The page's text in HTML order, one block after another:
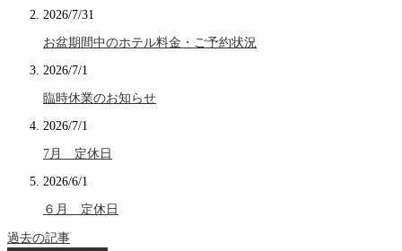
2026/7/31
お盆期間中のホテル料金・ご予約状況
2026/7/1
臨時休業のお知らせ
2026/7/1
7月 定休日
2026/6/1
６月 定休日
過去の記事